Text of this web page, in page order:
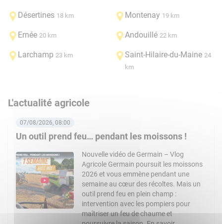
Désertines 18 km Montenay 19 km
Ernée 20 km Andouillé 22 km
Larchamp 23 km Saint-Hilaire-du-Maine 24
km
L'actualité agricole
Un outil prend feu… pendant les moissons !
07/08/2026, 08:00
Nouvelle vidéo de Germain – Vlog
Agricole Germain poursuit les moissons
2026 et vous emmène pendant une
semaine au cœur des récoltes. Mais un
outil prend feu en plein champ :
intervention avec les pompiers pour
maîtriser un feu de chaume et